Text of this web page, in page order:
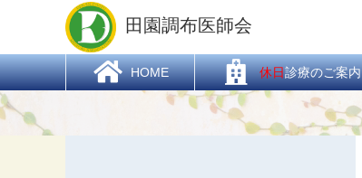
田園調布医師会
  HOME
休日診療のご案内
HOME> 医療機関